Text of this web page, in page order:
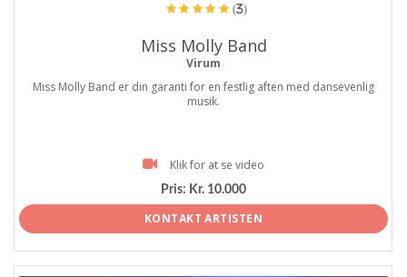
(3)
Miss Molly Band
Virum
Miss Molly Band er din garanti for en festlig aften med dansevenlig
musik.
Klik for at se video
Pris: Kr. 10.000
KONTAKT ARTISTEN